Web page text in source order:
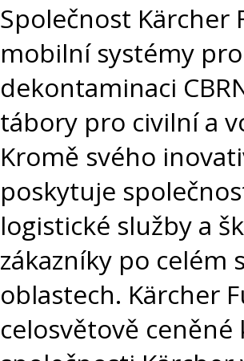
Společnost Kärcher
mobilní systémy
dekontaminaci
tábory pro civilní a
Kromě svého
poskytuje
logistické služby a
zákazníky po celém
oblastech. Kärcher
celosvětově